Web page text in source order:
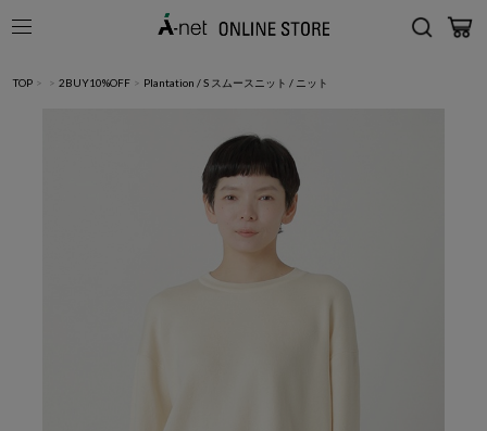
TOP > > 2BUY10%OFF > Plantation / S スムースニット / ニット